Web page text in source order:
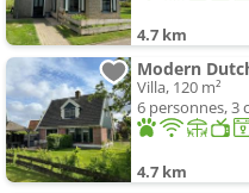
4.7 km
Modern
Villa, 120 m²
6 personnes, 3
4.7 km